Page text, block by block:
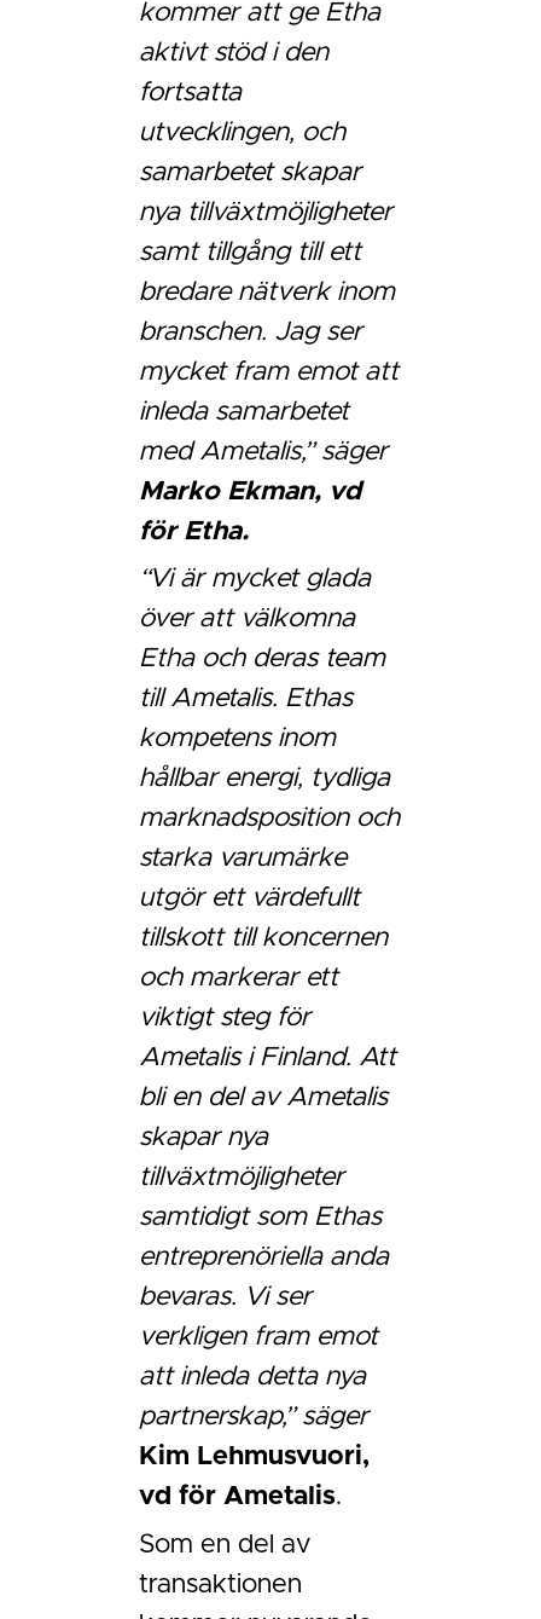
kommer att ge Etha
aktivt stöd i den
fortsatta
utvecklingen, och
samarbetet skapar
nya tillväxtmöjligheter
samt tillgång till ett
bredare nätverk inom
branschen. Jag ser
mycket fram emot att
inleda samarbetet
med Ametalis,” säger
Marko Ekman, vd
för Etha.
“Vi är mycket glada
över att välkomna
Etha och deras team
till Ametalis. Ethas
kompetens inom
hållbar energi, tydliga
marknadsposition och
starka varumärke
utgör ett värdefullt
tillskott till koncernen
och markerar ett
viktigt steg för
Ametalis i Finland. Att
bli en del av Ametalis
skapar nya
tillväxtmöjligheter
samtidigt som Ethas
entreprenöriella anda
bevaras. Vi ser
verkligen fram emot
att inleda detta nya
partnerskap,” säger
Kim Lehmusvuori,
vd för Ametalis.
Som en del av
transaktionen